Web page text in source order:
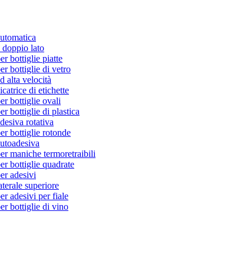
doppio lato
bottiglie piatte
bottiglie di vetro
alta velocità
di etichette
bottiglie ovali
bottiglie di plastica
rotativa
bottiglie rotonde
maniche termoretraibili
bottiglie quadrate
adesivi
superiore
adesivi per fiale
bottiglie di vino